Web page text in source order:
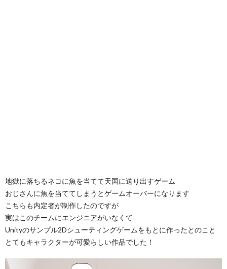
地獄に落ちるネコに魚を当てて天国に送り出すゲーム
おじさんに魚を当ててしまうとゲームオーバーになります
こちらも内定者が制作したのですが
実はこのチームにエンジニアがいなくて
Unityのサンプル2Dシューティングゲームをもとに作ったとのこと
とてもキャラクターが可愛らしい作品でした！